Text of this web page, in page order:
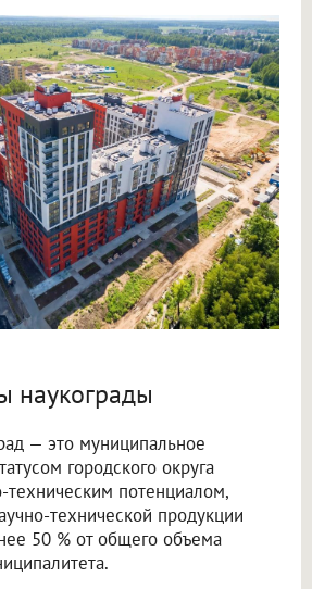
наукограды
— это муниципальное
городского округа
потенциалом,
технической продукции
50 % от общего объема